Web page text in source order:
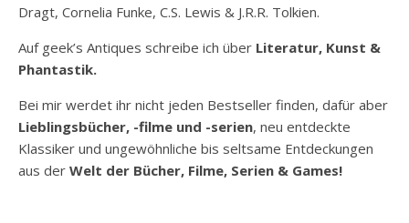
Dragt, Cornelia Funke, C.S. Lewis & J.R.R. Tolkien.
Auf geek’s Antiques schreibe ich über Literatur, Kunst &
Phantastik.
Bei mir werdet ihr nicht jeden Bestseller finden, dafür aber
Lieblingsbücher, -filme und -serien, neu entdeckte
Klassiker und ungewöhnliche bis seltsame Entdeckungen
aus der Welt der Bücher, Filme, Serien & Games!